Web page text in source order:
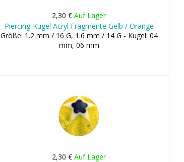
2,30 €Auf Lager
Piercing-Kugel Acryl Fragmente Gelb / Orange
Größe: 1.2 mm / 16 G, 1.6 mm / 14 G - Kugel: 04
mm, 06 mm
2,30 €Auf Lager